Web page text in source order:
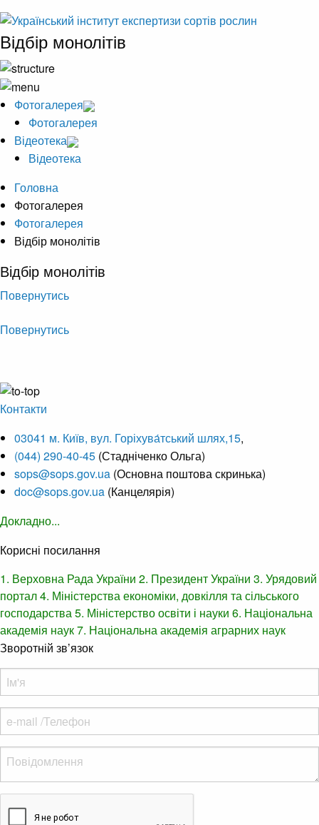
Відбір монолітів
Фотогалерея
Фотогалерея
Відеотека
Відеотека
Головна
Фотогалерея
Фотогалерея
Відбір монолітів
Відбір монолітів
Повернутись
Повернутись
Контакти
03041 м. Київ, вул. Горіхува́тський шлях,15,
(044) 290-40-45 (Стадніченко Ольга)
sops@sops.gov.ua (Основна поштова скринька)
doc@sops.gov.ua (Канцелярія)
Докладно...
Корисні посилання
1. Верховна Рада України 2. Президент України 3. Урядовий
портал4. Міністерства економіки, довкілля та сільського
господарства5. Міністерство освіти і науки 6. Національна
академія наук7. Національна академія аграрних наук
Зворотній зв’язок